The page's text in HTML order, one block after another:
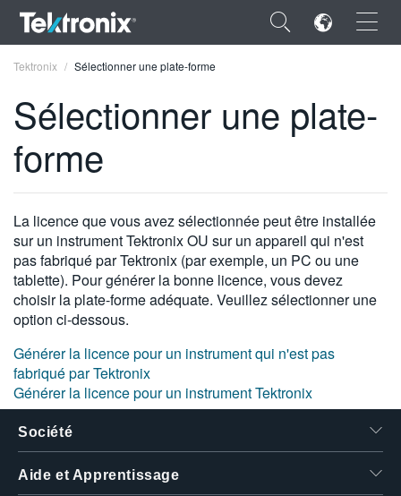
×
ENGLISH
DEUTSCH
VIỆT NAM
简体中文
日本語
한국어
Tektronix Sélectionner une plate-forme
Sélectionner une plate-
forme
La licence que vous avez sélectionnée peut être installée
sur un instrument Tektronix OU sur un appareil qui n'est
pas fabriqué par Tektronix (par exemple, un PC ou une
tablette). Pour générer la bonne licence, vous devez
choisir la plate-forme adéquate. Veuillez sélectionner une
option ci-dessous.
Générer la licence pour un instrument qui n'est pas
fabriqué par Tektronix
Générer la licence pour un instrument Tektronix
Société
Aide et Apprentissage